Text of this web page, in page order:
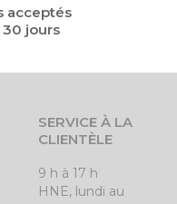
acceptés
30 jours
SERVICE À LA
CLIENTÈLE
9 h à 17 h
HNE, lundi au